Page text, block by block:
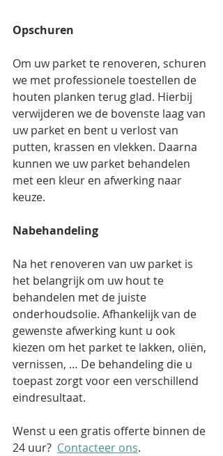
Opschuren
Om uw parket te renoveren, schuren
we met professionele toestellen de
houten planken terug glad. Hierbij
verwijderen we de bovenste laag van
uw parket en bent u verlost van
putten, krassen en vlekken. Daarna
kunnen we uw parket behandelen
met een kleur en afwerking naar
keuze.
Nabehandeling
Na het renoveren van uw parket is
het belangrijk om uw hout te
behandelen met de juiste
onderhoudsolie. Afhankelijk van de
gewenste afwerking kunt u ook
kiezen om het parket te lakken, oliën,
vernissen, … De behandeling die u
toepast zorgt voor een verschillend
eindresultaat.
Wenst u een gratis offerte binnen de
24 uur? Contacteer ons.